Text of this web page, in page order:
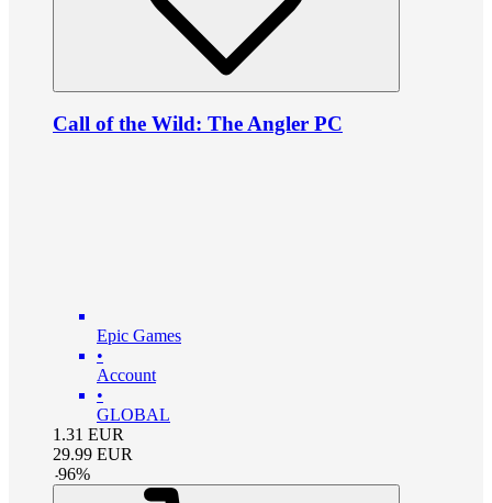
Call of the Wild: The Angler PC
Epic Games
•
Account
•
GLOBAL
1.31 EUR
29.99 EUR
-96%